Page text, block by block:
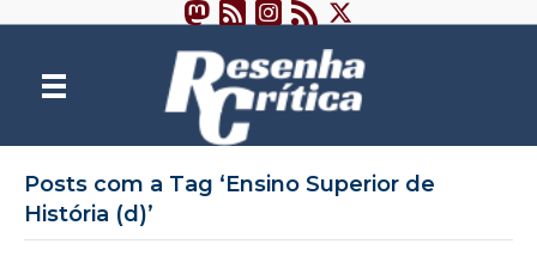
Posts com a Tag ‘Ensino Superior de
História (d)’